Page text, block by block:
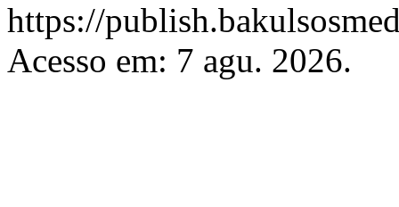
https://
Acesso em: 7 agu. 2026.